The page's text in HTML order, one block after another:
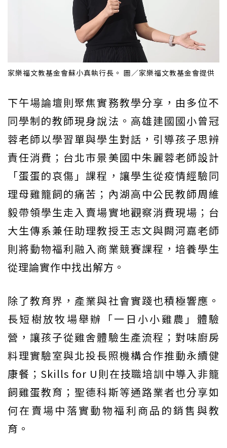
家樂福文教基金會蘇小真執行長。 圖／家樂福文教基金會提供
下午場論壇則聚焦實務教學分享，由多位不
同學制的教師現身說法。高雄建國國小曾冠
蓉老師以學習單與學生對話，引導孩子思辨
責任消費；台北市景美國中朱麗蓉老師設計
「蛋蛋的哀傷」課程，讓學生從疫情經驗同
理母雞籠飼的痛苦；內湖高中公民教師周維
毅帶領學生走入賣場實地觀察消費現場；台
大生傳系兼任助理教授王志文與闕河嘉老師
則將動物福利融入商業競賽課程，培養學生
從理論實作中找出解方。
除了教育界，產業與社會實踐也積極響應。
長短樹放牧場舉辦「一日小小雞農」體驗
營，讓孩子從雞舍體驗生產流程；對味廚房
料理實驗室與北投長照機構合作推動永續健
康餐；Skills for U則在技職培訓中導入非籠
飼雞蛋教育；聖德科斯等通路業者也分享如
何在賣場中落實動物福利商品的銷售與教
育。